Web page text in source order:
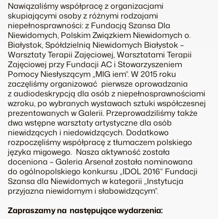
Nawiązaliśmy współpracę z organizacjami
skupiającymi osoby z różnymi rodzajami
niepełnosprawności: z Fundacją Szansa Dla
Niewidomych, Polskim Związkiem Niewidomych o.
Białystok, Spółdzielnią Niewidomych Białystok –
Warsztaty Terapii Zajęciowej, Warsztatami Terapii
Zajęciowej przy Fundacji AC i Stowarzyszeniem
Pomocy Niesłyszącym „MIG ­iem”. W 2015 roku
zaczęliśmy organizować pierwsze oprowadzania
z audiodeskrypcją dla osób z niepełnosprawnościami
wzroku, po wybranych wystawach sztuki współczesnej
prezentowanych w Galerii. Przeprowadziliśmy także
dwa wstępne warsztaty artystyczne dla osób
niewidzących i niedowidzących. Dodatkowo
rozpoczęliśmy współpracę z tłumaczem polskiego
języka migowego. Nasza aktywność została
doceniona – Galeria Arsenał została nominowana
do ogólnopolskiego konkursu „IDOL 2016” Fundacji
Szansa dla Niewidomych w kategorii „Instytucja
przyjazna niewidomym i słabowidzącym”.
Zapraszamy na następujące wydarzenia: